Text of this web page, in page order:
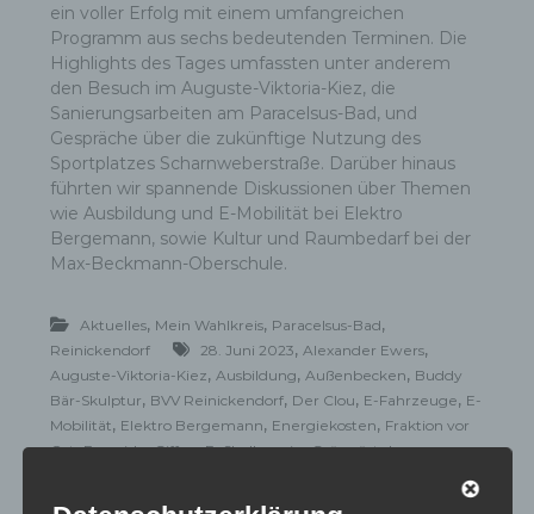
ein voller Erfolg mit einem umfangreichen
Programm aus sechs bedeutenden Terminen. Die
Highlights des Tages umfassten unter anderem
den Besuch im Auguste-Viktoria-Kiez, die
Sanierungsarbeiten am Paracelsus-Bad, und
Gespräche über die zukünftige Nutzung des
Sportplatzes Scharnweberstraße. Darüber hinaus
führten wir spannende Diskussionen über Themen
wie Ausbildung und E-Mobilität bei Elektro
Bergemann, sowie Kultur und Raumbedarf bei der
Max-Beckmann-Oberschule.
Aktuelles, Mein Wahlkreis, Paracelsus-Bad,
Reinickendorf 28. Juni 2023, Alexander Ewers,
Auguste-Viktoria-Kiez, Ausbildung, Außenbecken, Buddy
Bär-Skulptur, BVV Reinickendorf, Der Clou, E-Fahrzeuge, E-
Mobilität, Elektro Bergemann, Energiekosten, Fraktion vor
Ort,Franziska Giffey,Fußballverein,Grüngürtel,